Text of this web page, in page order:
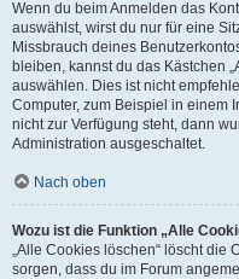
Wenn du beim Anmelden das
auswählst, wirst du nur für eine
Missbrauch deines
bleiben, kannst du das Kästchen
auswählen. Dies ist nicht
Computer, zum Beispiel in einem
nicht zur Verfügung steht, dann
Administration ausgeschaltet.
Nach oben
Wozu ist die Funktion „Alle
„Alle Cookies löschen“ löscht die
sorgen, dass du im Forum